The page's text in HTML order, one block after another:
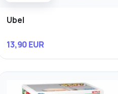
Ubel
13,90 EUR